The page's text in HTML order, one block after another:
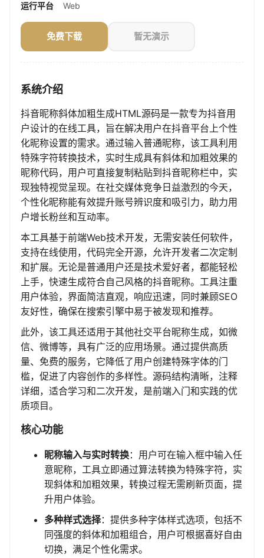
运行平台
Web
免费下载 暂无演示
系统介绍
抖音昵称斜体加粗生成HTML源码是一款专为抖音用
户设计的在线工具，旨在解决用户在抖音平台上个性
化昵称设置的需求。通过输入普通昵称，该工具利用
特殊字符转换技术，实时生成具有斜体和加粗效果的
昵称代码，用户可直接复制粘贴到抖音昵称栏中，实
现独特视觉呈现。在社交媒体竞争日益激烈的今天，
个性化昵称能有效提升账号辨识度和吸引力，助力用
户增长粉丝和互动率。
本工具基于前端Web技术开发，无需安装任何软件，
支持在线使用，代码完全开源，允许开发者二次定制
和扩展。无论是普通用户还是技术爱好者，都能轻松
上手，快速生成符合自己风格的抖音昵称。工具注重
用户体验，界面简洁直观，响应迅速，同时兼顾SEO
友好性，确保在搜索引擎中易于被发现和推荐。
此外，该工具还适用于其他社交平台昵称生成，如微
信、微博等，具有广泛的应用场景。通过提供高质
量、免费的服务，它降低了用户创建特殊字体的门
槛，促进了内容创作的多样性。源码结构清晰，注释
详细，适合学习和二次开发，是前端入门和实践的优
质项目。
核心功能
昵称输入与实时转换：用户可在输入框中输入任
意昵称，工具立即通过算法转换为特殊字符，实
现斜体和加粗效果，转换过程无需刷新页面，提
升用户体验。
多种样式选择：提供多种字体样式选项，包括不
同强度的斜体和加粗组合，用户可根据喜好自由
切换，满足个性化需求。